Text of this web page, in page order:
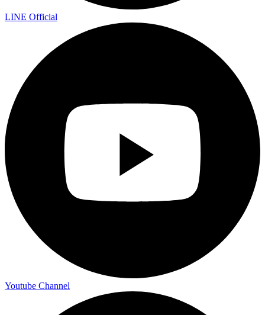
LINE Official
Youtube Channel